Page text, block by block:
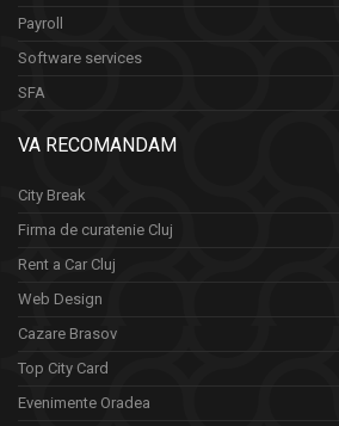
Payroll
Software services
SFA
VA RECOMANDAM
City Break
Firma de curatenie Cluj
Rent a Car Cluj
Web Design
Cazare Brasov
Top City Card
Evenimente Oradea